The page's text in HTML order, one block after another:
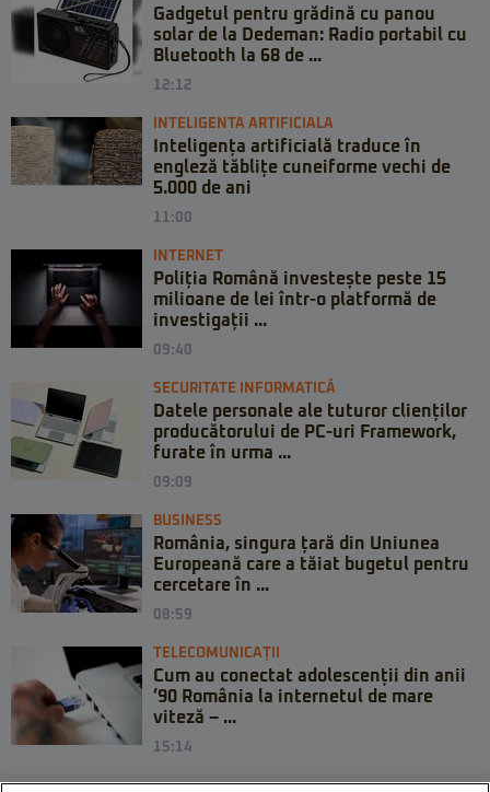
Gadgetul pentru grădină cu panou
solar de la Dedeman: Radio portabil cu
Bluetooth la 68 de ...
12:12
INTELIGENTA ARTIFICIALA
Inteligența artificială traduce în
engleză tăblițe cuneiforme vechi de
5.000 de ani
11:00
INTERNET
Poliția Română investește peste 15
milioane de lei într-o platformă de
investigații ...
09:40
SECURITATE INFORMATICĂ
Datele personale ale tuturor clienților
producătorului de PC-uri Framework,
furate în urma ...
09:09
BUSINESS
România, singura țară din Uniunea
Europeană care a tăiat bugetul pentru
cercetare în ...
08:59
TELECOMUNICAȚII
Cum au conectat adolescenții din anii
’90 România la internetul de mare
viteză – ...
15:14